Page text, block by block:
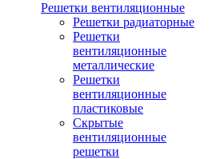
Решетки вентиляционные
Решетки радиаторные
Решетки
вентиляционные
металлические
Решетки
вентиляционные
пластиковые
Скрытые
вентиляционные
решетки